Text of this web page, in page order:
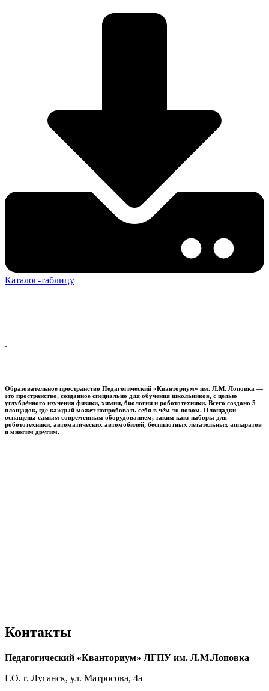
Каталог-таблицу
.
Образовательное пространство Педагогический «Кванториум» им. Л.М. Лоповка —
это пространство, созданное специально для обучения школьников, с целью
углублённого изучения физики, химии, биологии и робототехники. Всего создано 5
площадок, где каждый может попробовать себя в чём-то новом. Площадки
оснащены самым современным оборудованием, таким как: наборы для
робототехники, автоматических автомобилей, беспилотных летательных аппаратов
и многим другим.
Контакты
Педагогический «Кванториум» ЛГПУ им. Л.М.Лоповка
Г.О. г. Луганск, ул. Матросова, 4а